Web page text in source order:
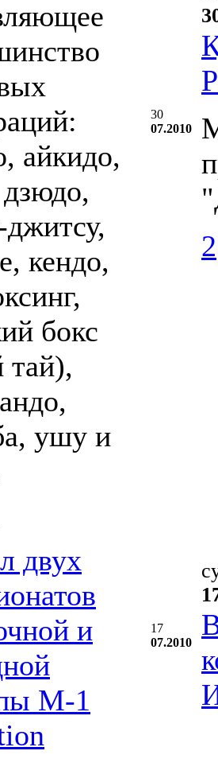
айкидо,
кендо,
бокс
тай),
ушу и
30
07.2010
2
двух
и
М-1
17
07.2010